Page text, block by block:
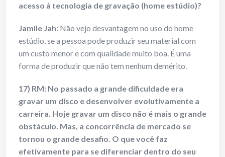
acesso à tecnologia de gravação (home estúdio)?
Jamile Jah: Não vejo desvantagem no uso do home
estúdio, se a pessoa pode produzir seu material com
um custo menor e com qualidade muito boa. É uma
forma de produzir que não tem nenhum demérito.
17) RM: No passado a grande dificuldade era
gravar um disco e desenvolver evolutivamente a
carreira. Hoje gravar um disco não é mais o grande
obstáculo. Mas, a concorrência de mercado se
tornou o grande desafio. O que você faz
efetivamente para se diferenciar dentro do seu